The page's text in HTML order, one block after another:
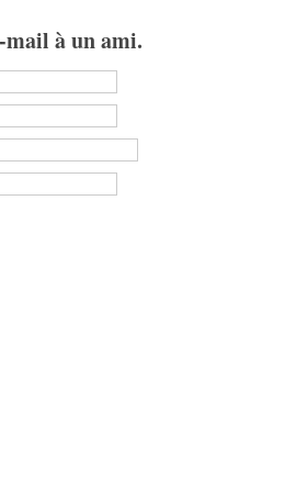
mail à un ami.